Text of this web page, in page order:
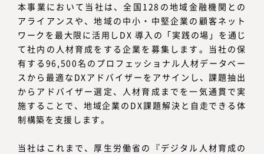
本事業において当社は、全国128の地域金融機関との
アライアンスや、地域の中小・中堅企業の顧客ネット
ワークを最大限に活用しDX 導入の「実践の場」を通じ
て社内の人材育成をする企業を募集します。当社の保
有する96,500名のプロフェッショナル人材データベー
スから最適なDXアドバイザーをアサインし、課題抽出
からアドバイザー選定、人材育成までを一気通貫で実
施することで、地域企業のDX課題解決と自走できる体
制構築を支援します。
当社はこれまで、厚生労働省の『デジタル人材育成の